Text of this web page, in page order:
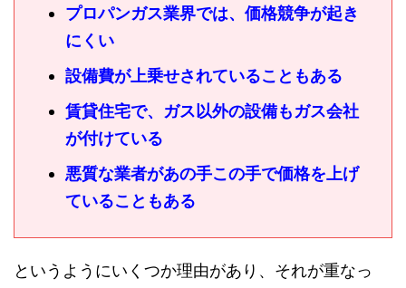
プロパンガス業界では、価格競争が起き
にくい
設備費が上乗せされていることもある
賃貸住宅で、ガス以外の設備もガス会社
が付けている
悪質な業者があの手この手で価格を上げ
ていることもある
というようにいくつか理由があり、それが重なっ